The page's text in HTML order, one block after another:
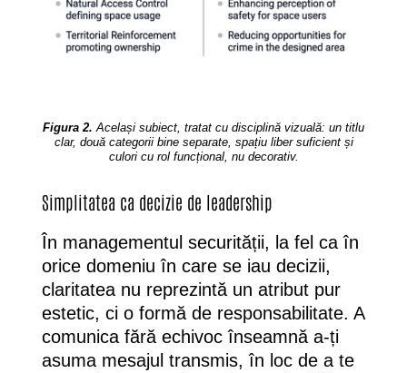
Figura 2.Același subiect, tratat cu disciplină vizuală: un titlu
clar, două categorii bine separate, spațiu liber suficient și
culori cu rol funcțional, nu decorativ.
Simplitatea ca decizie de leadership
În managementul securității, la fel ca în
orice domeniu în care se iau decizii,
claritatea nu reprezintă un atribut pur
estetic, ci o formă de responsabilitate. A
comunica fără echivoc înseamnă a-ți
asuma mesajul transmis, în loc de a te